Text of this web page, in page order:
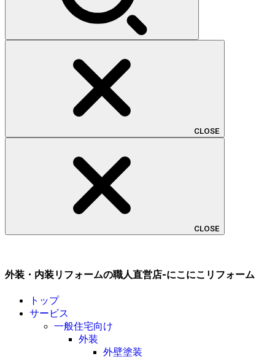
CLOSE
CLOSE
外装・内装リフォームの職人直営店-にこにこリフォーム
トップ
サービス
一般住宅向け
外装
外壁塗装